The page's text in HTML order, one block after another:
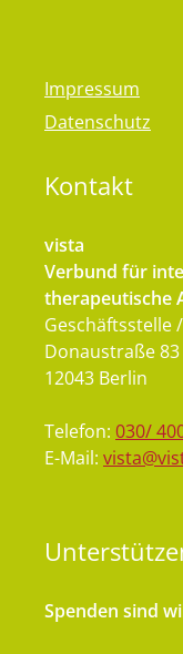
Impressum
Datenschutz
Kontakt
vista
Verbund für
therapeutische
Geschäftsstelle
Donaustraße 83
12043 Berlin
Telefon: 030/
E-Mail:
Spenden sind